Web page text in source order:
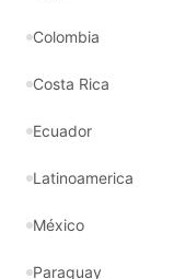
Colombia
Costa Rica
Ecuador
Latinoamerica
México
Paraguay